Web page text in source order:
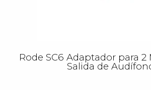
Rode SC6 Adaptador para 2
Salida de